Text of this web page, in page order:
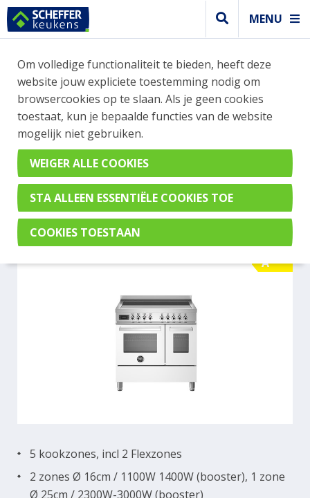
MENU
WEBSHOP BESTELLINGEN
Je kan tijdelijk geen bestelling plaatsen. Wil je je
vast oriënteren? Vergelijk eenvoudig apparaten
en merken met elkaar. Klik hier voor meer
informatie.
Fornuis
BERTAZZONI PRO95I2EBIT
A
A
5 kookzones, incl 2 Flexzones
2 zones Ø 16cm / 1100W 1400W (booster), 1 zone
Ø 25cm / 2300W-3000W (booster)
Om volledige functionaliteit te bieden, heeft deze
website jouw expliciete toestemming nodig om
browsercookies op te slaan. Als je geen cookies
toestaat, kun je bepaalde functies van de website
mogelijk niet gebruiken.